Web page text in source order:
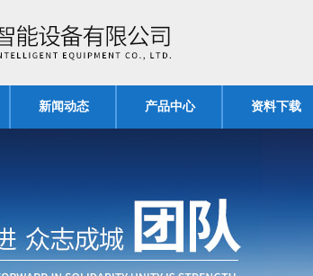
新闻动态 产品中心 资料下载